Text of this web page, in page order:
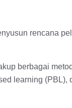
rencana
berbagai
learning (PBL),